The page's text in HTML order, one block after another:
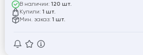
В наличии: 120 шт.
Купили: 1 шт.
Мин. заказ: 1 шт.